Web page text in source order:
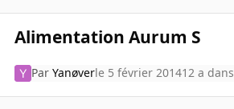
Alimentation Aurum S
ParYanøverle 5 février 201412 a dans